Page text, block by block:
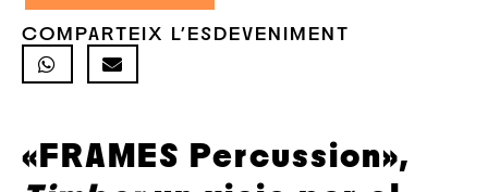
COMPARTEIX L'ESDEVENIMENT
«FRAMES Percussion»,